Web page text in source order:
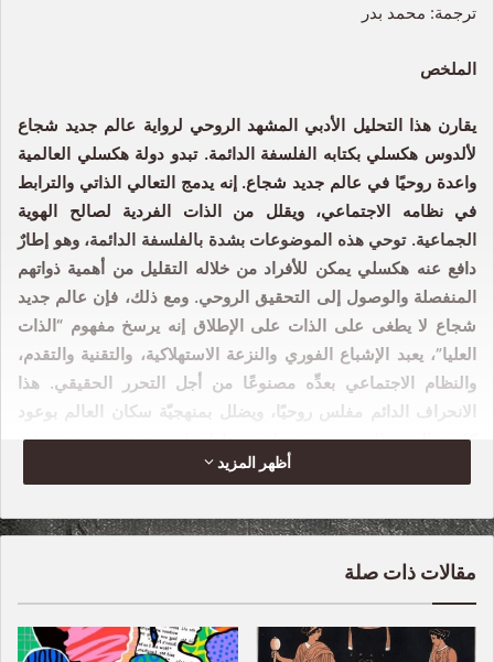
ترجمة: محمد بدر
الملخص
يقارن هذا التحليل الأدبي المشهد الروحي لرواية عالم جديد شجاع
لألدوس هكسلي بكتابه الفلسفة الدائمة. تبدو دولة هكسلي العالمية
واعدة روحيًا في عالم جديد شجاع. إنه يدمج التعالي الذاتي والترابط
في نظامه الاجتماعي، ويقلل من الذات الفردية لصالح الهوية
الجماعية. توحي هذه الموضوعات بشدة بالفلسفة الدائمة، وهو إطارٌ
دافع عنه هكسلي يمكن للأفراد من خلاله التقليل من أهمية ذواتهم
المنفصلة والوصول إلى التحقيق الروحي. ومع ذلك، فإن عالم جديد
شجاع لا يطغى على الذات على الإطلاق إنه يرسخ مفهوم “الذات
العليا”، يعبد الإشباع الفوري والنزعة الاستهلاكية، والتقنية والتقدم،
والنظام الاجتماعي بعدِّه مصنوعًا من أجل التحرر الحقيقي. هذا
الانحراف الدائم مفلس روحيًا، ويضلل بمنهجيّة سكان العالم بوعود
كاذبة بالتحرر الموحد. ونتيجة لمنع مواطنيها من تحقيق وحدةٍ صوفية
حقيقية، فإن سكان الدولة العالمية تضرروا روحيًا ونفسيًا- بعيدًا عن
المنفصلة ويدرك وحدتها مع كل شيء؟ في عمله الواقعي، الفلسفة
الدائمة، يقدم ألدوس هكسلي إجابة من خلال مختارات للكثير من
الكتابات الصوفية لمختلف الأديان. في هجاء الخيال العلمي، عالم
أظهر المزيد
مقالات ذات صلة